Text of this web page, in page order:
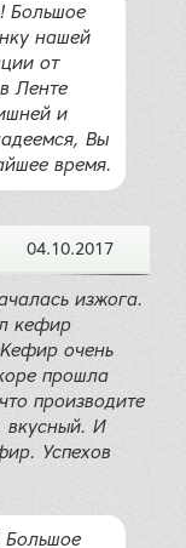
Большое
нашей
от
Ленте
и
Вы
время.
04.10.2017
изжога.
кефир
очень
прошла
производите
вкусный. И
Успехов
Большое